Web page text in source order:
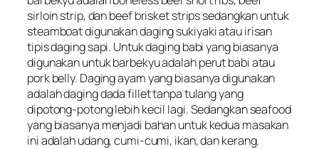
sirloin strip,danbeef brisket stripssedangkan untuk
steamboat digunakan daging sukiyaki atau irisan
tipis daging sapi. Untuk daging babi yang biasanya
digunakan untuk barbekyu adalah perut babi atau
pork belly. Daging ayam yang biasanya digunakan
adalah daging dada fillet tanpa tulang yang
dipotong-potong lebih kecil lagi. Sedangkan seafood
yang biasanya menjadi bahan untuk kedua masakan
ini adalah udang, cumi-cumi, ikan, dan kerang.